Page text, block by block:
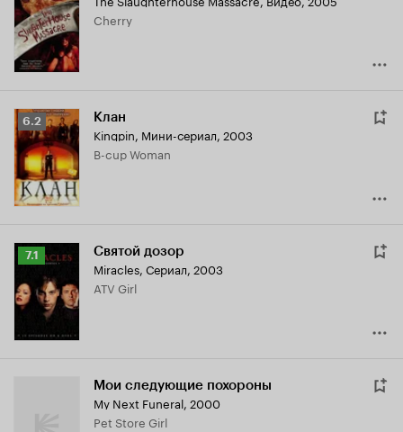
Cherry
Рейтинг
Кинопоиска
6.2
6.2 Клан
Kingpin, Мини-сериал, 2003
B-cup Woman
Рейтинг
7.1
7.1 Святой дозор
Miracles, Сериал, 2003
ATV Girl
Мои следующие похороны
My Next Funeral, 2000
Pet Store Girl